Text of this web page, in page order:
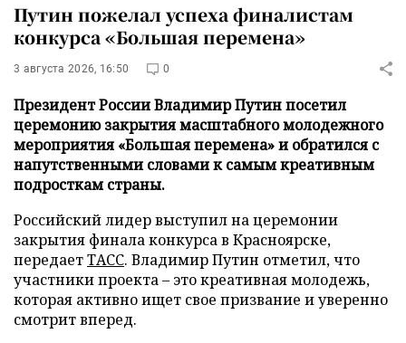
Путин пожелал успеха финалистам
конкурса «Большая перемена»
3 августа 2026, 16:50 0
Президент России Владимир Путин посетил
церемонию закрытия масштабного молодежного
мероприятия «Большая перемена» и обратился с
напутственными словами к самым креативным
подросткам страны.
Российский лидер выступил на церемонии
закрытия финала конкурса в Красноярске,
передаетТАСС. Владимир Путин отметил, что
участники проекта – это креативная молодежь,
которая активно ищет свое призвание и уверенно
смотрит вперед.